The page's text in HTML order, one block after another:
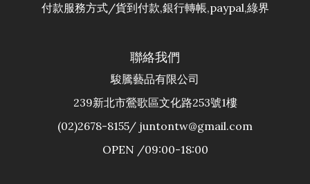
付款服務方式/貨到付款,銀行轉帳,paypal,綠界
聯絡我們
駿騰藝品有限公司
239新北市鶯歌區文化路253號1樓
(02)2678-8155/ juntontw@gmail.com
OPEN /09:00-18:00